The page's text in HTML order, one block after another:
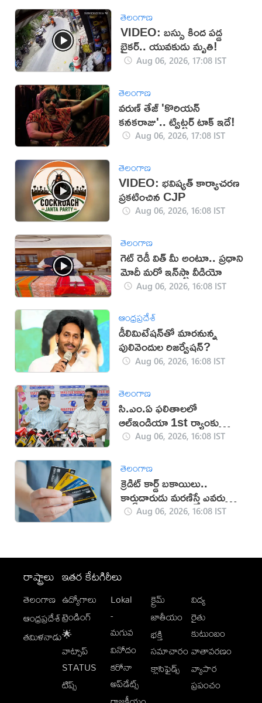
తెలంగాణ
VIDEO: బస్సు కింద పడ్డ
బైకర్.. యువకుడు మృతి!
Aug 06, 2026, 17:08 IST
తెలంగాణ
వరుణ్ తేజ్ 'కొరియన్
కనకరాజు'.. ట్విట్టర్ టాక్ ఇదే!
Aug 06, 2026, 17:08 IST
తెలంగాణ
VIDEO: భవిష్యత్ కార్యాచరణ
ప్రకటించిన CJP
Aug 06, 2026, 16:08 IST
తెలంగాణ
గెట్ రెడీ విత్ మీ అంటూ.. ప్రధాని
మోదీ మరో ఇన్‌స్టా వీడియో
Aug 06, 2026, 16:08 IST
ఆంధ్రప్రదేశ్
డీలిమిటేషన్‌తో మారనున్న
పులివెందుల రిజర్వేషన్?
Aug 06, 2026, 16:08 IST
తెలంగాణ
సి.ఎం.ఏ ఫలితాలలో
ఆల్ఇండియా 1st ర్యాంకు
సాధించిన మాస్టర్‌మైండ్స్
Aug 06, 2026, 16:08 IST
తెలంగాణ
క్రెడిట్ కార్డ్ బకాయిలు..
కార్డుదారుడు మరణిస్తే ఎవరు
చెల్లిస్తారు?
Aug 06, 2026, 16:08 IST
రాష్ట్రాలు
తెలంగాణ
ఆంధ్రప్రదేశ్
తమిళనాడు
ఇతర కేటగిరీలు
ఉద్యోగాలు
ట్రెండింగ్
🌟
వాట్సాప్
STATUS
టిప్స్
Lokal
-
మగువ
వినోదం
కరోనా
అప్‌డేట్స్
క్రైమ్
జాతీయం
భక్తి
సమాచారం
క్లాసిఫైడ్స్
విద్య
రైతు
కుటుంబం
వాతావరణం
వ్యాపార
ప్రపంచం